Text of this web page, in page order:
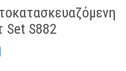
Set S882